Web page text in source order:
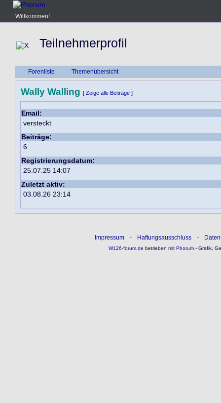
Willkommen!
Teilnehmerprofil
Forenliste Themenübersicht
Wally Walling [ Zeige alle Beiträge ]
Email:
versteckt
Beiträge:
6
Registrierungsdatum:
25.07.25 14:07
Zuletzt aktiv:
03.08.26 23:14
Impressum - Haftungsausschluss -
W126-forum.de betrieben mitPhorum- Grafik,